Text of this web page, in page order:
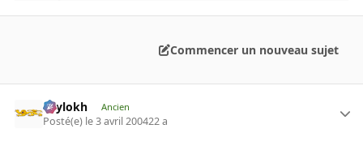
Commencer un nouveau sujet
Psylokh Ancien
Posté(e) le 3 avril 200422 a